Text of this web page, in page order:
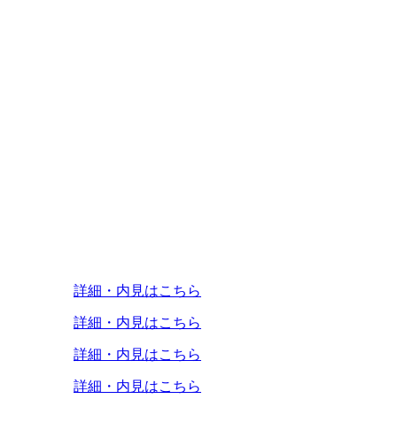
詳細・内見はこちら
詳細・内見はこちら
詳細・内見はこちら
詳細・内見はこちら